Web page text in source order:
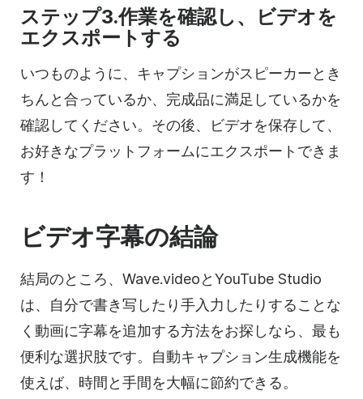
ステップ3.作業を確認し、ビデオを
エクスポートする
いつものように、キャプションがスピーカーとき
ちんと合っているか、完成品に満足しているかを
確認してください。その後、ビデオを保存して、
お好きなプラットフォームにエクスポートできま
す！
ビデオ字幕の結論
結局のところ、Wave.videoとYouTube Studio
は、自分で書き写したり手入力したりすることな
く動画に字幕を追加する方法をお探しなら、最も
便利な選択肢です。自動キャプション生成機能を
使えば、時間と手間を大幅に節約できる。